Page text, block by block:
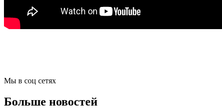
Мы в соц сетях
Больше новостей